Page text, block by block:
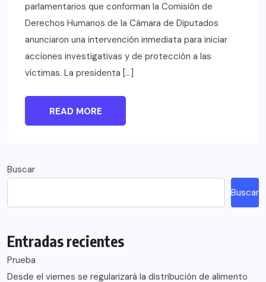
parlamentarios que conforman la Comisión de
Derechos Humanos de la Cámara de Diputados
anunciaron una intervención inmediata para iniciar
acciones investigativas y de protección a las
víctimas. La presidenta […]
READ MORE
Buscar
Buscar
Entradas recientes
Prueba
Desde el viernes se regularizará la distribución de alimento